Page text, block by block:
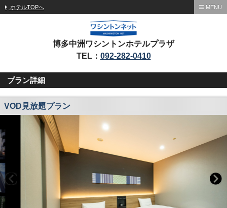
ホテルTOPへ MENU
博多中洲ワシントンホテルプラザ
TEL： 092-282-0410
プラン詳細
VOD見放題プラン